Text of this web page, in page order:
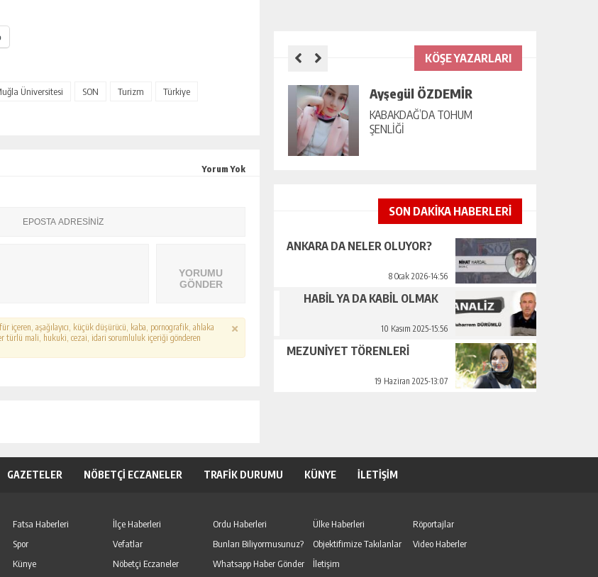
Üniversitesi SON Turizm
Türkiye
Yorum Yok
YORUMU
GÖNDER
içeren, aşağılayıcı, küçük düşürücü, kaba, pornografik, ahlaka
türlü mali, hukuki, cezai, idari sorumluluk içeriği gönderen
KÖŞE YAZARLARI
ALİHAN AKYAZI Ayşegül ÖZDEMİR
KABAKDAĞ’DA TOHUM
ŞENLİĞİ
SON DAKİKA HABERLERİ
ANKARA DA NELER OLUYOR?
8 Ocak 2026-14:56
HABİL YA DA KABİL OLMAK
10 Kasım 2025-15:56
MEZUNİYET TÖRENLERİ
19 Haziran 2025-13:07
GAZETELER NÖBETÇİ ECZANELER TRAFİK DURUMU KÜNYE İLETİŞİM
Fatsa Haberleri İlçe Haberleri Ordu Haberleri Ülke Haberleri
Röportajlar
Spor Vefatlar Bunları Biliyormusunuz? Objektifimize Takılanlar
Video Haberler
Künye Nöbetçi Eczaneler Whatsapp Haber Gönder İletişim